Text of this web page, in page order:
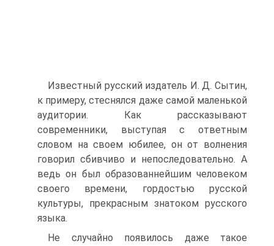
Известный русский издатель И. Д. Сытин,
к примеру, стеснялся даже самой маленькой
аудитории. Как рассказывают
современники, выступая с ответным
словом на своем юбилее, он от волнения
говорил сбивчиво и непоследовательно. А
ведь он был образованнейшим человеком
своего времени, гордостью русской
культуры, прекрасным знатоком русского
языка.
Не случайно появилось даже такое